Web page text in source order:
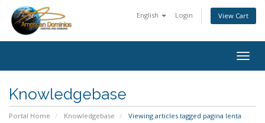
English Login View Cart
Knowledgebase
Portal Home Knowledgebase Viewing articles tagged pagina lenta